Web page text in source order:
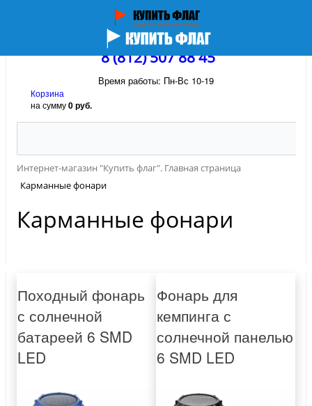
8 (812) 507 88 45
Время работы: Пн-Вс 10-19
Корзина
на сумму0 руб.
Интернет-магазин "Купить флаг". Главная страница
Карманные фонари
Карманные фонари
Походный фонарь
с солнечной
батареей 6 SMD
LED
Фонарь для
кемпинга с
солнечной панелью
6 SMD LED